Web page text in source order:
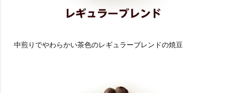
中煎りでやわらかい茶色のレギュラーブレンドの焼豆